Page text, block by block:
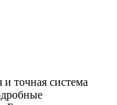
точная система